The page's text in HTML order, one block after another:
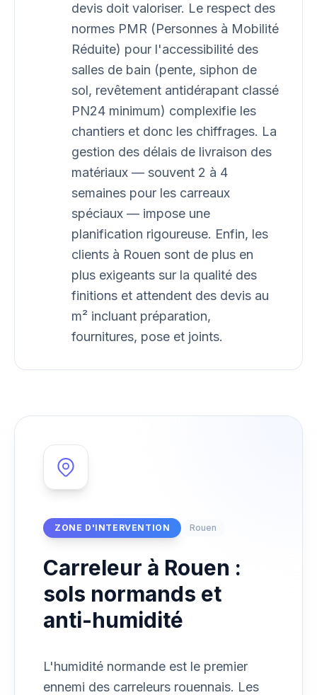
devis doit valoriser. Le respect des
normes PMR (Personnes à Mobilité
Réduite) pour l'accessibilité des
salles de bain (pente, siphon de
sol, revêtement antidérapant classé
PN24 minimum) complexifie les
chantiers et donc les chiffrages. La
gestion des délais de livraison des
matériaux — souvent 2 à 4
semaines pour les carreaux
spéciaux — impose une
planification rigoureuse. Enfin, les
clients à Rouen sont de plus en
plus exigeants sur la qualité des
finitions et attendent des devis au
m² incluant préparation,
fournitures, pose et joints.
ZONE D'INTERVENTION Rouen
Carreleur à Rouen :
sols normands et
anti-humidité
L'humidité normande est le premier
ennemi des carreleurs rouennais. Les